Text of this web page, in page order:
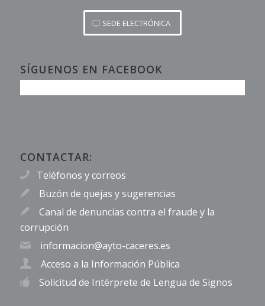
SEDE ELECTRÓNICA
SÍGUENOS EN FACEBOOK
CONTACTAR:
Teléfonos y correos
Buzón de quejas y sugerencias
Canal de denuncias contra el fraude y la
corrupción
informacion@ayto-caceres.es
Acceso a la Información Pública
Solicitud de Intérprete de Lengua de Signos